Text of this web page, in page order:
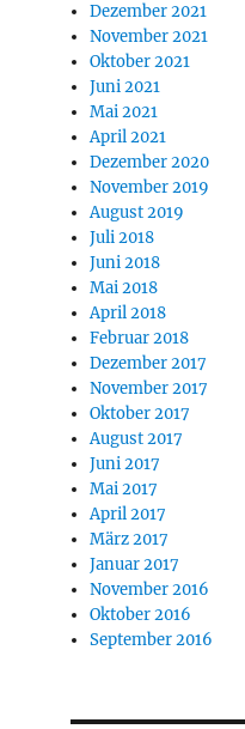
Dezember 2021
November 2021
Oktober 2021
Juni 2021
Mai 2021
April 2021
Dezember 2020
November 2019
August 2019
Juli 2018
Juni 2018
Mai 2018
April 2018
Februar 2018
Dezember 2017
November 2017
Oktober 2017
August 2017
Juni 2017
Mai 2017
April 2017
März 2017
Januar 2017
November 2016
Oktober 2016
September 2016